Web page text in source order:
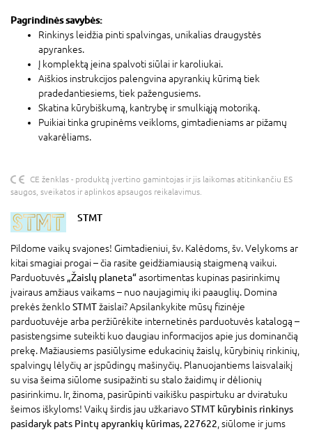
Pagrindinės savybės:
Rinkinys leidžia pinti spalvingas, unikalias draugystės
apyrankes.
Į komplektą įeina spalvoti siūlai ir karoliukai.
Aiškios instrukcijos palengvina apyrankių kūrimą tiek
pradedantiesiems, tiek pažengusiems.
Skatina kūrybiškumą, kantrybę ir smulkiąją motoriką.
Puikiai tinka grupinėms veikloms, gimtadieniams ar pižamų
vakarėliams.
CE ženklas - produktą įvertino gamintojas ir jis laikomas atitinkančiu ES
saugos, sveikatos ir aplinkos apsaugos reikalavimus.
STMT
Pildome vaikų svajones! Gimtadieniui, šv. Kalėdoms, šv. Velykoms ar
kitai smagiai progai – čia rasite geidžiamiausią staigmeną vaikui.
Parduotuvės „Žaislų planeta“asortimentas kupinas pasirinkimų
įvairaus amžiaus vaikams – nuo naujagimių iki paauglių. Domina
prekės ženkloSTMTžaislai? Apsilankykite mūsų fizinėje
parduotuvėje arba peržiūrėkite internetinės parduotuvės katalogą –
pasistengsime suteikti kuo daugiau informacijos apie jus dominančią
prekę. Mažiausiems pasiūlysime edukacinių žaislų, kūrybinių rinkinių,
spalvingų lėlyčių ar įspūdingų mašinyčių. Planuojantiems laisvalaikį
su visa šeima siūlome susipažinti su stalo žaidimų ir dėlionių
pasirinkimu. Ir, žinoma, pasirūpinti vaikišku paspirtuku ar dviratuku
šeimos iškyloms! Vaikų širdis jau užkariavoSTMT kūrybinis rinkinys
pasidaryk pats Pintų apyrankių kūrimas, 227622, siūlome ir jums